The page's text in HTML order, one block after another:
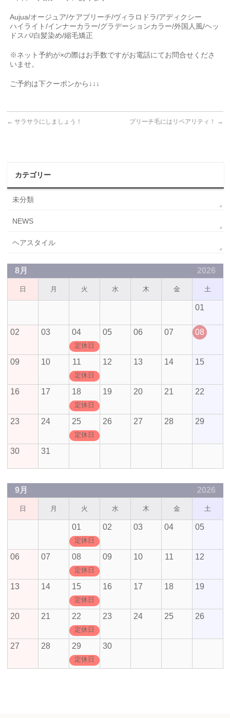
Aujua/オージュア/ケアブリーチ/ヴィラロドラ/アディクシー
ハイライト/インナーカラー/グラデーションカラー/外国人風/ヘッ
ドスパ/白髪染め/縮毛矯正
※ネット予約が×の際はお手数ですがお電話にてお問合せくださ
いませ。
ご予約は下クーポンから↓↓↓
← サラサラにしましょう！ ブリーチ毛にはリペアリティ！ →
カテゴリー
未分類
NEWS
ヘアスタイル
8月 2026
日 月 火 水 木 金 土
01
02 03 04
定休日
05 06 07 08
09 10 11
定休日
12 13 14 15
16 17 18
定休日
19 20 21 22
23 24 25
定休日
26 27 28 29
30 31
9月 2026
日 月 火 水 木 金 土
01
定休日
02 03 04 05
06 07 08
定休日
09 10 11 12
13 14 15
定休日
16 17 18 19
20 21 22
定休日
23 24 25 26
27 28 29
定休日
30